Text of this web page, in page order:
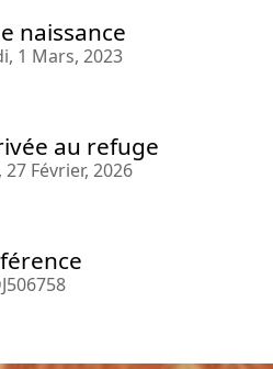
naissance
1 Mars, 2023
au refuge
Février, 2026